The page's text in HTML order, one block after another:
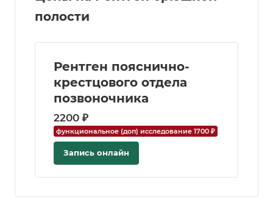
полости
Рентген пояснично-
крестцового отдела
позвоночника
2200 ₽
функциональное (доп) исследование 1700 ₽
Запись онлайн